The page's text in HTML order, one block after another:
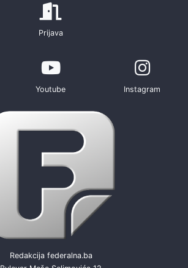
Prijava
Youtube Instagram
Redakcija federalna.ba